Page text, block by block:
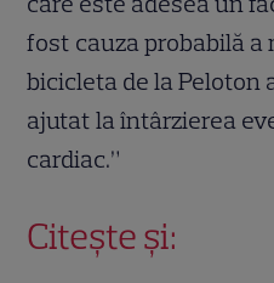
fost cauza probabilă a
bicicleta de la Peloton
ajutat la întârzierea
cardiac.”
Citește și: